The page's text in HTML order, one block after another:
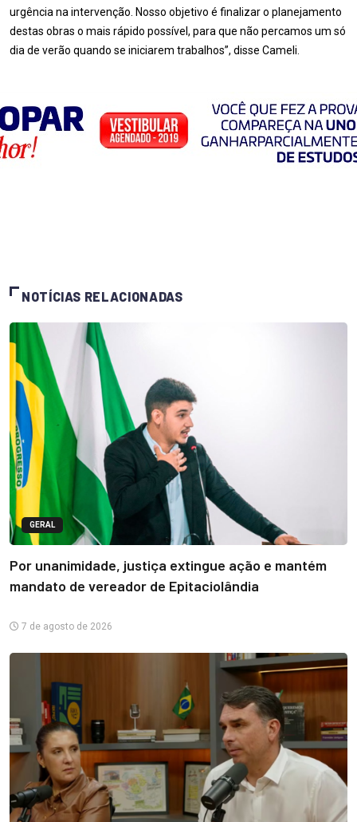
urgência na intervenção. Nosso objetivo é finalizar o planejamento
destas obras o mais rápido possível, para que não percamos um só
dia de verão quando se iniciarem trabalhos”, disse Cameli.
NOTÍCIAS RELACIONADAS
GERAL
Por unanimidade, justiça extingue ação e mantém
mandato de vereador de Epitaciolândia
7 de agosto de 2026